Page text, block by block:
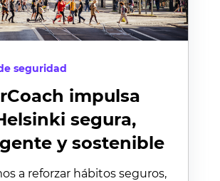
seguridad
impulsa
segura,
y sostenible
a reforzar hábitos seguros,